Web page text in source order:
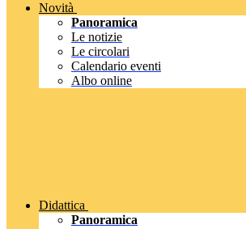
Novità
Panoramica
Le notizie
Le circolari
Calendario eventi
Albo online
Didattica
Panoramica